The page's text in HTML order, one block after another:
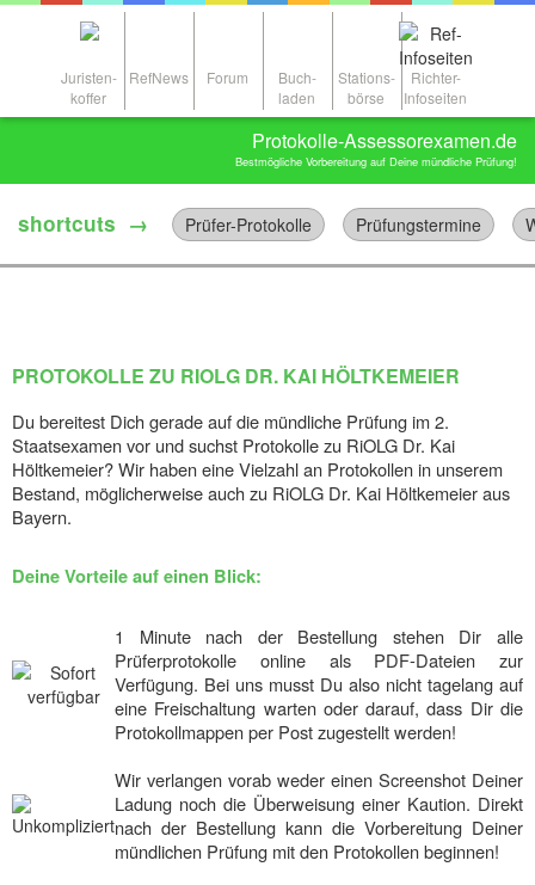
Protokolle-Assessorexamen.de
Bestmögliche Vorbereitung auf Deine mündliche Prüfung!
shortcuts → Prüfer-Protokolle Prüfungstermine
Juristen-
koffer
RefNews Forum
Buch-
laden
Stations-
börse
Richter-
Infoseiten
PROTOKOLLE ZU RIOLG DR. KAI HÖLTKEMEIER
Du bereitest Dich gerade auf die mündliche Prüfung im 2.
Staatsexamen vor und suchst Protokolle zu RiOLG Dr. Kai
Höltkemeier? Wir haben eine Vielzahl an Protokollen in unserem
Bestand, möglicherweise auch zu RiOLG Dr. Kai Höltkemeier aus
Bayern.
Deine Vorteile auf einen Blick:
1 Minute nach der Bestellung stehen Dir alle
Prüferprotokolle online als PDF-Dateien zur
Verfügung. Bei uns musst Du also nicht tagelang auf
eine Freischaltung warten oder darauf, dass Dir die
Protokollmappen per Post zugestellt werden!
Wir verlangen vorab weder einen Screenshot Deiner
Ladung noch die Überweisung einer Kaution. Direkt
nach der Bestellung kann die Vorbereitung Deiner
mündlichen Prüfung mit den Protokollen beginnen!